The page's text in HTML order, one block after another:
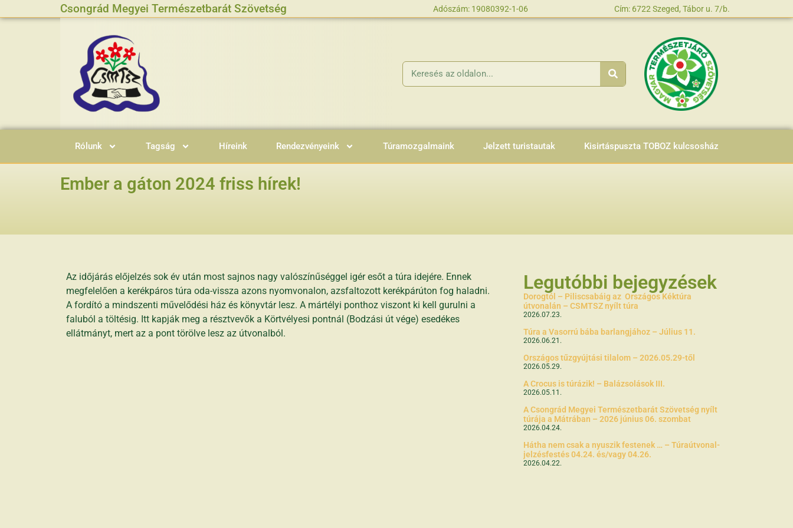
Csongrád Megyei Természetbarát Szövetség Adószám: 19080392-1-06 Cím: 6722 Szeged, Tábor u. 7/b.
Rólunk Tagság Híreink Rendezvényeink Túramozgalmaink Jelzett turistautak Kisirtáspuszta TOBOZ kulcsosház
Ember a gáton 2024 friss hírek!
Az időjárás előjelzés sok év után most sajnos nagy valószínűséggel igér esőt a túra idejére. Ennek
megfelelően a kerékpáros túra oda-vissza azons nyomvonalon, azsfaltozott kerékpárúton fog haladni.
A fordító a mindszenti művelődési ház és könyvtár lesz. A mártélyi ponthoz viszont ki kell gurulni a
faluból a töltésig. Itt kapják meg a résztvevők a Körtvélyesi pontnál (Bodzási út vége) esedékes
ellátmányt, mert az a pont törölve lesz az útvonalból.
Legutóbbi bejegyzések
Dorogtól – Piliscsabáig az Országos Kéktúra
útvonalán – CSMTSZ nyílt túra
2026.07.23.
Túra a Vasorrú bába barlangjához – Július 11.
2026.06.21.
Országos tűzgyújtási tilalom – 2026.05.29-től
2026.05.29.
A Crocus is túrázik! – Balázsolások III.
2026.05.11.
A Csongrád Megyei Természetbarát Szövetség nyílt
túrája a Mátrában – 2026 június 06. szombat
2026.04.24.
Hátha nem csak a nyuszik festenek … – Túraútvonal-
jelzésfestés 04.24. és/vagy 04.26.
2026.04.22.